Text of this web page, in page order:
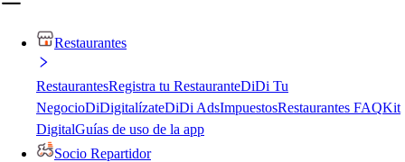
Restaurantes
RestaurantesRegistra tu RestauranteDiDi Tu
NegocioDiDigitalízateDiDi AdsImpuestosRestaurantes FAQKit
DigitalGuías de uso de la app
Socio Repartidor